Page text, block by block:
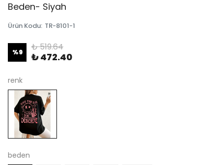
Beden- Siyah
Ürün Kodu: TR-8101-1
%9 ₺ 519.64
₺ 472.40
renk
beden